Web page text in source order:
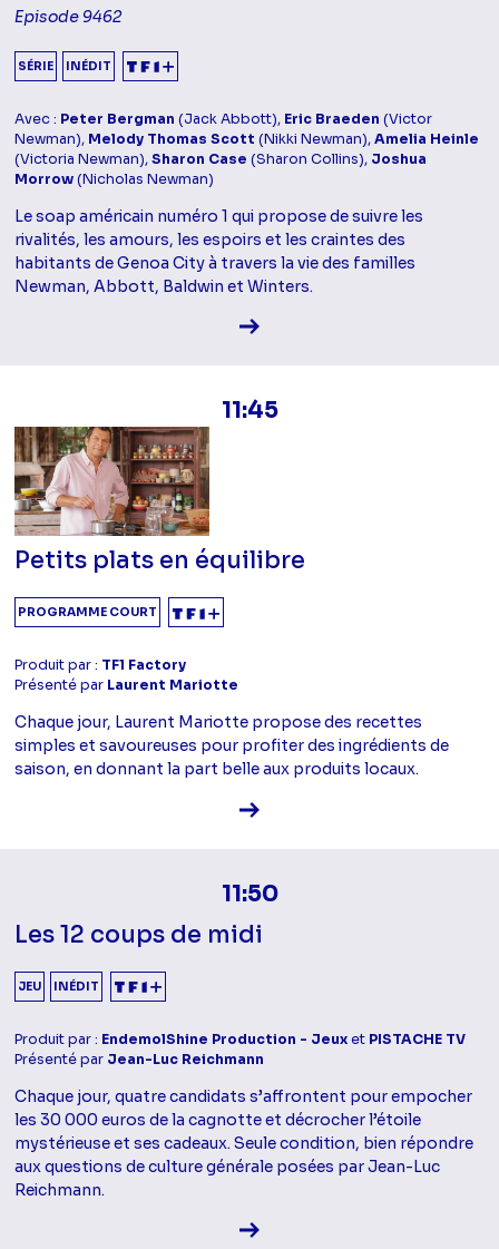
Episode 9462
SÉRIE INÉDIT
Avec : Peter Bergman (Jack Abbott), Eric Braeden (Victor
Newman), Melody Thomas Scott (Nikki Newman),Amelia Heinle
(Victoria Newman),Sharon Case (Sharon Collins), Joshua
Morrow(Nicholas Newman)
Le soap américain numéro 1 qui propose de suivre les
rivalités, les amours, les espoirs et les craintes des
habitants de Genoa City à travers la vie des familles
Newman, Abbott, Baldwin et Winters.
Voir la fiche diffusion
11:45
Petits plats en équilibre
PROGRAMME COURT
Produit par : TF1 Factory
Présenté par Laurent Mariotte
Chaque jour, Laurent Mariotte propose des recettes
simples et savoureuses pour profiter des ingrédients de
saison, en donnant la part belle aux produits locaux.
Voir la fiche diffusion
11:50
Les 12 coups de midi
JEU INÉDIT
Produit par : EndemolShine Production - Jeuxet PISTACHE TV
Présenté par Jean-Luc Reichmann
Chaque jour, quatre candidats s’affrontent pour empocher
les 30 000 euros de la cagnotte et décrocher l’étoile
mystérieuse et ses cadeaux. Seule condition, bien répondre
aux questions de culture générale posées par Jean-Luc
Reichmann.
Voir la fiche diffusion